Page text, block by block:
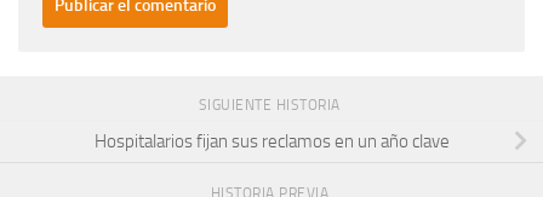
SIGUIENTE HISTORIA
Hospitalarios fijan sus reclamos en un año clave
HISTORIA PREVIA